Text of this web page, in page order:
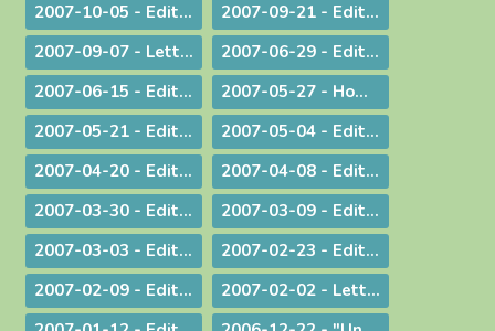
2007-10-05 - Edito : Des temps nouveaux pour l'Evangile "Passons aux Actes !"
2007-09-21 - Edito : L'amour du plus faible
2007-09-07 - Lettre aux prêtres à propos du Motu Proprio
2007-06-29 - Edito : Merci à vous, prêtres nouvellement nommés
2007-06-15 - Edito : A propos des "sans papiers"
2007-05-27 - Homélie de Confirmation - Pentecôte
2007-05-21 - Edito : Justice, jugement et miséricorde
2007-05-04 - Edito : Au service des vocations sacerdotales : une journée inédite !
2007-04-20 - Edito : Une citoyenneté responsable
2007-04-08 - Edito : Un baptême pas comme les autres - Pâques 2007
2007-03-30 - Edito : A la veille des élections / A propos des élections présidentielles et législatives
2007-03-09 - Edito : Double "fil de vie" - Un aspect de la liturgie du Carême
2007-03-03 - Edito : Le chemin de la filialié
2007-02-23 - Edito : "Il faut que le monde sache..." Conversion et Mission
2007-02-09 - Edito : "Je suis allée essayer mon cercueil !"
2007-02-02 - Lettre aux prêtres et aux diacres